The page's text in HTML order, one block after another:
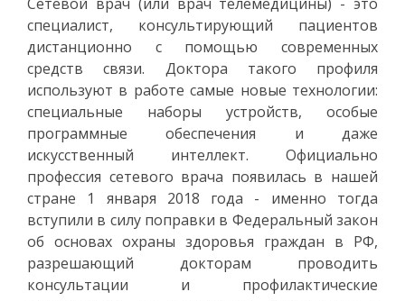
специалист, консультирующий пациентов
дистанционно с помощью современных
средств связи. Доктора такого профиля
используют в работе самые новые технологии:
специальные наборы устройств, особые
программные обеспечения и даже
искусственный интеллект. Официально
профессия сетевого врача появилась в нашей
стране 1 января 2018 года - именно тогда
вступили в силу поправки в Федеральный закон
об основах охраны здоровья граждан в РФ,
разрешающий докторам проводить
консультации и профилактические